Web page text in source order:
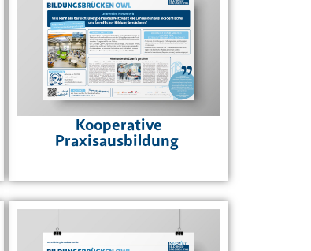
Kooperative
Praxisausbildung